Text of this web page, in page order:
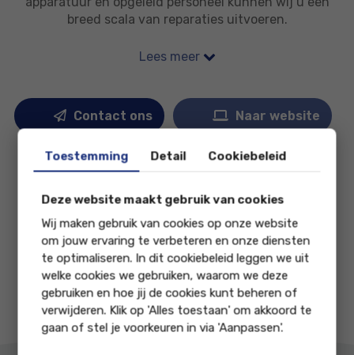
breed scala van reparaties uitvoeren.
Lees meer
Contact ons Naar website
Vakbekwame Monteurs
Breed scala van reparaties
Advies op maat
Erkend RDW bedrijf
Toestemming Detail Cookiebeleid
Deze website maakt gebruik van cookies
Wij maken gebruik van cookies op onze website
om jouw ervaring te verbeteren en onze diensten
te optimaliseren. In dit cookiebeleid leggen we uit
welke cookies we gebruiken, waarom we deze
gebruiken en hoe jij de cookies kunt beheren of
verwijderen. Klik op 'Alles toestaan' om akkoord te
gaan of stel je voorkeuren in via 'Aanpassen'.